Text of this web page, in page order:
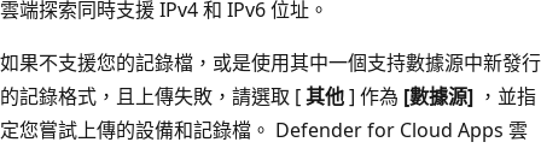
雲端探索同時支援 IPv4 和 IPv6 位址。
如果不支援您的記錄檔，或是使用其中一個支持數據源中新發行
的記錄格式，且上傳失敗，請選取 [其他] 作為 [數據源] ，並指
定您嘗試上傳的設備和記錄檔。 Defender for Cloud Apps 雲